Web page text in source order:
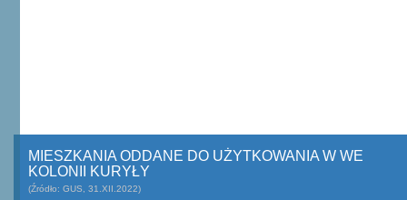
MIESZKANIA ODDANE DO UŻYTKOWANIA W WE
KOLONII KURYŁY
(Źródło: GUS, 31.XII.2022)